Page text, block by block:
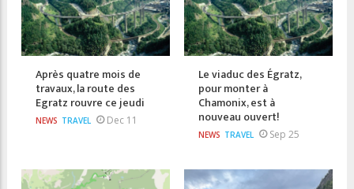
Après quatre mois de
travaux, la route des
Egratz rouvre ce jeudi
NEWS TRAVEL Dec 11
Le viaduc des Égratz,
pour monter à
Chamonix, est à
nouveau ouvert!
NEWS TRAVEL Sep 25